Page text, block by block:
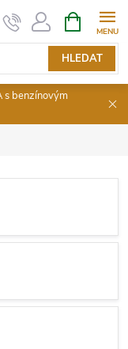
HLEDAT
NÁKUPNÍ
KOŠÍK
s benzínovým